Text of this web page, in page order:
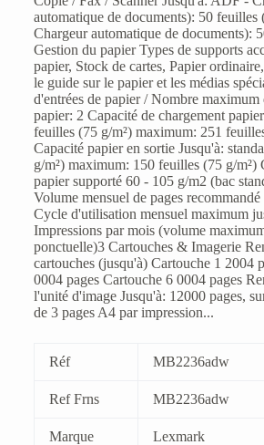
automatique de documents): 50
Chargeur automatique de documents):
Gestion du papier Types de supports
papier, Stock de cartes, Papier
le guide sur le papier et les médias
d'entrées de papier / Nombre maximum
papier: 2 Capacité de chargement
feuilles (75 g/m²) maximum: 251
Capacité papier en sortie Jusqu'à:
g/m²) maximum: 150 feuilles (75 g/m²)
papier supporté 60 - 105 g/m2 (bac
Volume mensuel de pages
Cycle d'utilisation mensuel maximum
Impressions par mois (volume
ponctuelle)3 Cartouches & Imagerie
cartouches (jusqu'à) Cartouche 1 2004
0004 pages Cartouche 6 0004 pages
l'unité d'image Jusqu'à: 12000 pages,
de 3 pages A4 par impression...
Réf MB2236adw
Ref Frns MB2236adw
Marque Lexmark